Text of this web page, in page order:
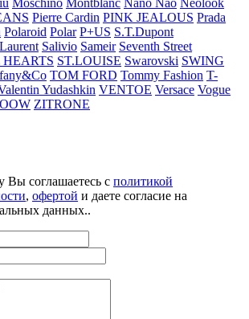
Moschino Montblanc Nano Nao Neolook
Pierre Cardin PINK JEALOUS Prada
Polaroid Polar P+US S.T.Dupont
Salivio Sameir Seventh Street
HEARTS ST.LOUISE Swarovski SWING
TOM FORD Tommy Fashion T-
Yudashkin VENTOE Versace Vogue
ZITRONE
Вы соглашаетесь с политикой
, офертой и даете согласие на
данных..